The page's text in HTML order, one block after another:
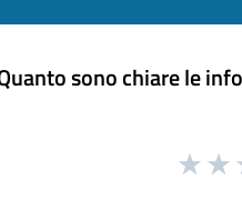
sono chiare le